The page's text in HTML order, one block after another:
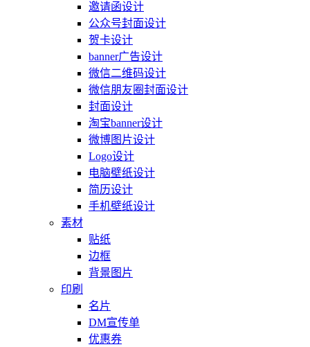
邀请函设计
公众号封面设计
贺卡设计
banner广告设计
微信二维码设计
微信朋友圈封面设计
封面设计
淘宝banner设计
微博图片设计
Logo设计
电脑壁纸设计
简历设计
手机壁纸设计
素材
贴纸
边框
背景图片
印刷
名片
DM宣传单
优惠券